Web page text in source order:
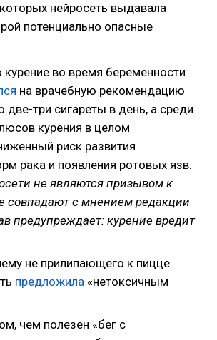
нейросеть выдавала
потенциально опасные
курение во время беременности
на врачебную рекомендацию
две-три сигареты в день, а среди
курения в целом
риск развития
рака и появления ротовых язв.
не являются призывом к
совпадают с мнением редакции
предупреждает: курение вредит
не прилипающего к пицце
предложила «нетоксичным
чем полезен «бег с